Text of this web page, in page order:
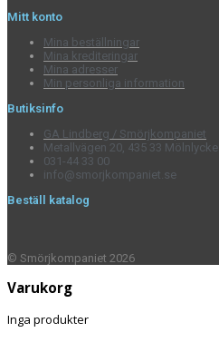
Mitt konto
Mina beställningar
Mina krediteringar
Mina adresser
Min personliga information
Butiksinfo
GA Lindberg / Smörjkompaniet
Metallvägen 20, 435 33 Mölnlycke
031-44 33 00
info@smorjkompaniet.se
Beställ katalog
© Smörjkompaniet 2026
Varukorg
Inga produkter